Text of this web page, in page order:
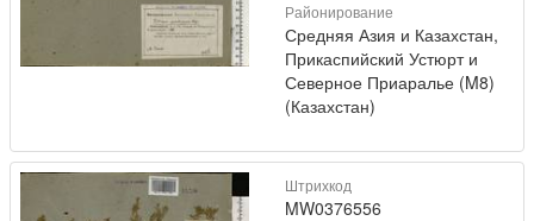
Районирование
Средняя Азия и Казахстан,
Прикаспийский Устюрт и
Северное Приаралье (M8)
(Казахстан)
Штрихкод
MW0376556